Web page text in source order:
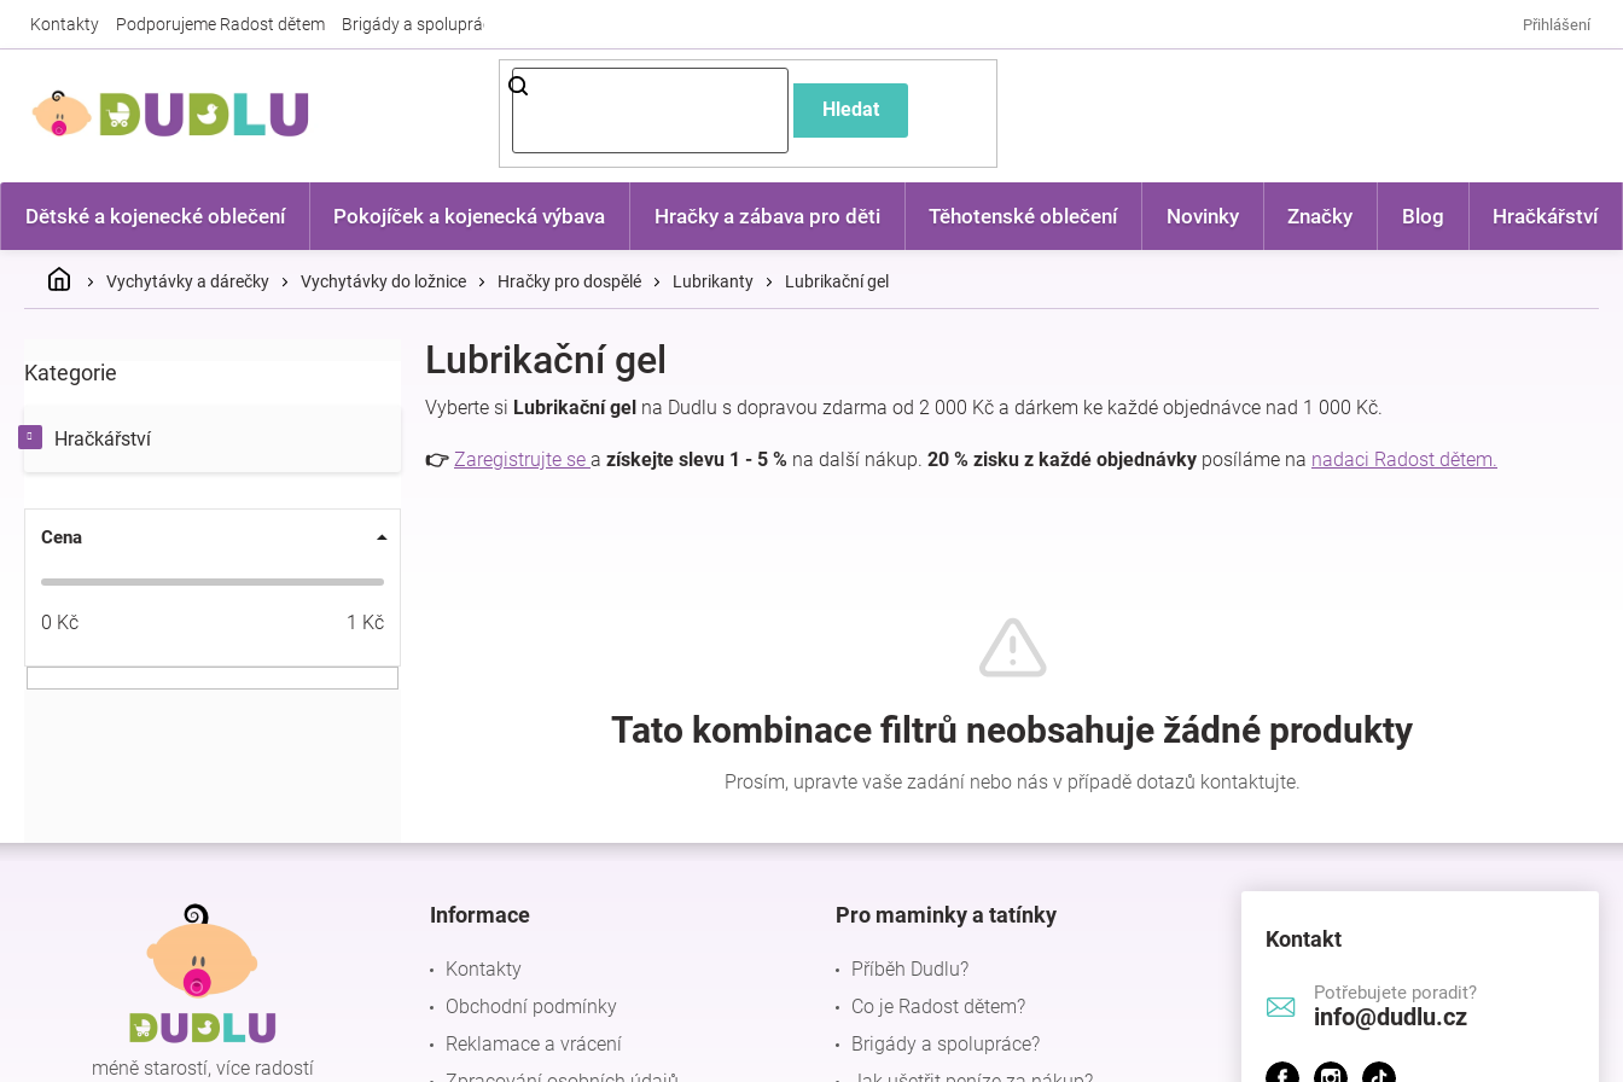
Kontakty Podporujeme Radost dětem Brigády a spolupráce Přihlášení
Hledat
Dětské a kojenecké oblečení Pokojíček a kojenecká výbava Hračky a zábava pro děti Těhotenské oblečení Novinky Značky Blog Hračkářství
DomůVychytávky a dárečky Vychytávky do ložnice Hračky pro dospělé Lubrikanty Lubrikační gel
o
t
r
n
e
l
Přeskočit
Kategorie
Hračkářství
Cena
0 Kč 1 Kč
Lubrikační gel
Vyberte si Lubrikační gel na Dudlu s dopravou zdarma od 2 000 Kč a dárkem ke každé objednávce nad 1 000 Kč.
👉 Zaregistrujte se a získejte slevu 1 - 5 % na další nákup. 20 % zisku z každé objednávky posíláme na nadaci Radost dětem.
Z
méně starostí, více radostí
Informace
Kontakty
Obchodní podmínky
Reklamace a vrácení
Pro maminky a tatínky
Příběh Dudlu?
Co je Radost dětem?
Brigády a spolupráce?
Kontakt
Potřebujete poradit?
info@dudlu.cz